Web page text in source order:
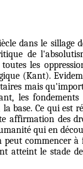
dans le sillage
de
les
(Kant).
mais
les
base. Ce qui est
affirmation des
qui en
commencer
atteint le stade